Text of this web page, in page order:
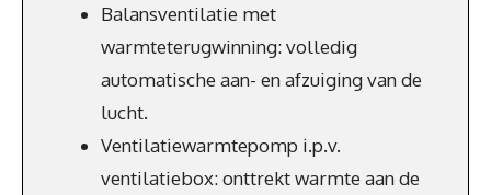
Balansventilatie met
warmteterugwinning: volledig
automatische aan- en afzuiging van de
lucht.
Ventilatiewarmtepomp i.p.v.
ventilatiebox: onttrekt warmte aan de